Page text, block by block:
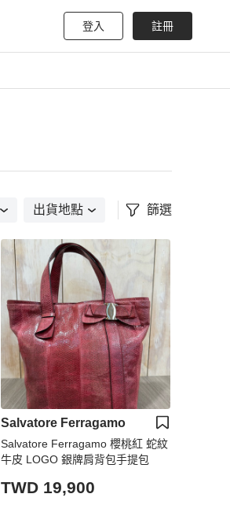
登入 註冊
出貨地點 篩選
Salvatore Ferragamo
Salvatore Ferragamo 櫻桃紅 蛇紋
牛皮 LOGO 銀牌肩背包手提包
TWD 19,900